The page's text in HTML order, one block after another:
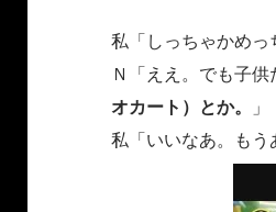
私「しっちゃかめ
Ｎ「ええ。でも子
オカート）とか。
」
私「いいなあ。も